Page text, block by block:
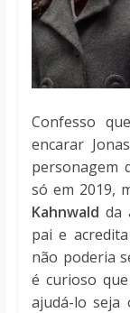
Confesso
encarar
personagem
só em 2019,
Kahnwaldda
pai e
não poderia
é curioso
ajudá-lo seja